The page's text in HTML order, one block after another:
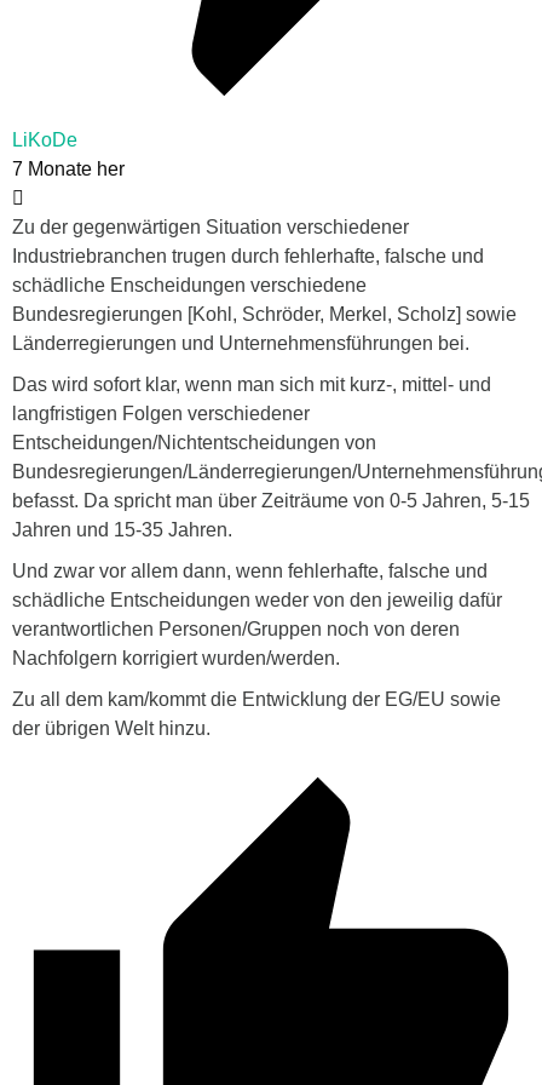
LiKoDe
7 Monate her
Zu der gegenwärtigen Situation verschiedener
Industriebranchen trugen durch fehlerhafte, falsche und
schädliche Enscheidungen verschiedene
Bundesregierungen [Kohl, Schröder, Merkel, Scholz] sowie
Länderregierungen und Unternehmensführungen bei.
Das wird sofort klar, wenn man sich mit kurz-, mittel- und
langfristigen Folgen verschiedener
Entscheidungen/Nichtentscheidungen von
Bundesregierungen/Länderregierungen/
befasst. Da spricht man über Zeiträume von 0-5 Jahren, 5-15
Jahren und 15-35 Jahren.
Und zwar vor allem dann, wenn fehlerhafte, falsche und
schädliche Entscheidungen weder von den jeweilig dafür
verantwortlichen Personen/Gruppen noch von deren
Nachfolgern korrigiert wurden/werden.
Zu all dem kam/kommt die Entwicklung der EG/EU sowie
der übrigen Welt hinzu.